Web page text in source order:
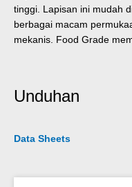
tinggi. Lapisan ini mudah
berbagai macam
mekanis. Food Grade
seperti pompa, sistem
cocok untuk aplikasi di
digunakan sendiri atau
Unduhan
Data Sheets